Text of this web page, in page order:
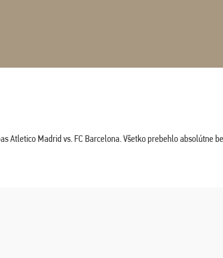
Atletico Madrid vs. FC Barcelona. Všetko prebehlo absolútne